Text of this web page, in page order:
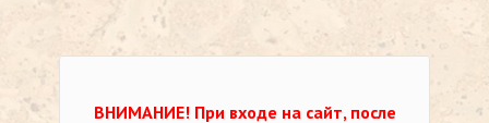
ВНИМАНИЕ! При входе на сайт, после